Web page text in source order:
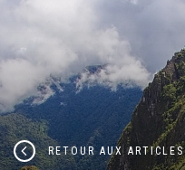
RETOUR AUX ARTICLES